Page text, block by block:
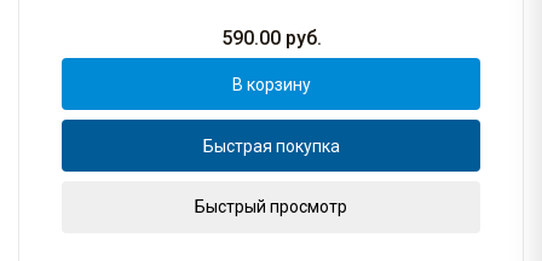
590.00руб.
В корзину
Быстрая покупка
Быстрый просмотр